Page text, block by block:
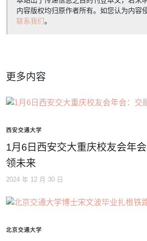
内容版权均归原作者所有。如您认为内容
联系我们。
更多内容
西安交通大学
1月6日西安交大重庆校友会年会
领未来
2024 年 12 月 30 日
北京交通大学